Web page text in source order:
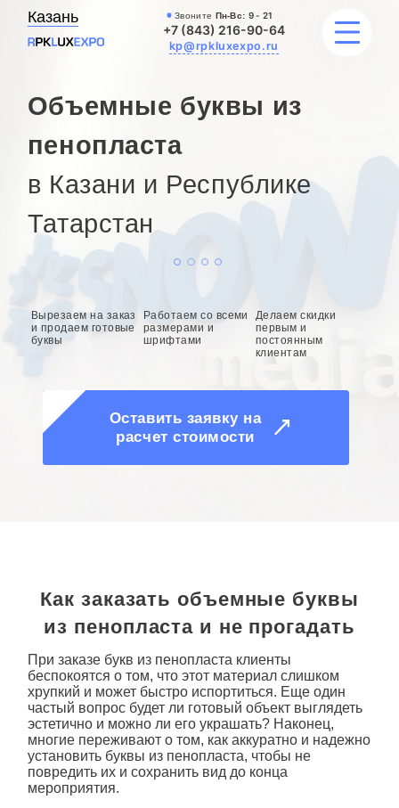
Казань Звоните Пн-Вс: 9 - 21
+7 (843) 216-90-64
kp@rpkluxexpo.ru
УСЛУГИ
НАШИ РАБОТЫ
АКЦИИ
О КОМПАНИИ
Объемные буквы из
пенопласта
в Казани и Республике
Татарстан
Вырезаем на заказ
и продаем готовые
буквы
Работаем со всеми
размерами и
шрифтами
Делаем скидки
первым и
постоянным
клиентам
Оставить заявку на
расчет стоимости
Как заказать объемные буквы
из пенопласта и не прогадать
При заказе букв из пенопласта клиенты
беспокоятся о том, что этот материал слишком
хрупкий и может быстро испортиться. Еще один
частый вопрос будет ли готовый объект выглядеть
эстетично и можно ли его украшать? Наконец,
многие переживают о том, как аккуратно и надежно
установить буквы из пенопласта, чтобы не
повредить их и сохранить вид до конца
мероприятия.